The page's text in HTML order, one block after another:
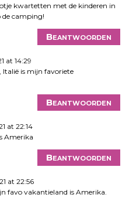
kwartetten met de kinderen in
camping!
Beantwoorden
at 14:29
Italië is mijn favoriete
Beantwoorden
at 22:14
Amerika
Beantwoorden
at 22:56
favo vakantieland is Amerika.